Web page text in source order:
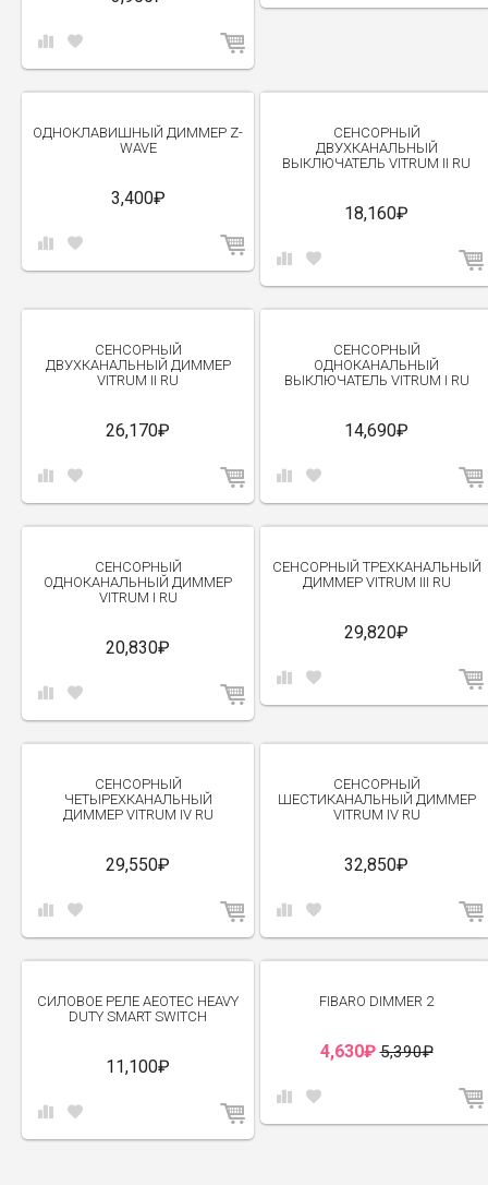
ОДНОКЛАВИШНЫЙ ДИММЕР Z-
WAVE
3,400₽
СЕНСОРНЫЙ
ДВУХКАНАЛЬНЫЙ
ВЫКЛЮЧАТЕЛЬ VITRUM II RU
18,160₽
СЕНСОРНЫЙ
ДВУХКАНАЛЬНЫЙ ДИММЕР
VITRUM II RU
26,170₽
СЕНСОРНЫЙ
ОДНОКАНАЛЬНЫЙ
ВЫКЛЮЧАТЕЛЬ VITRUM I RU
14,690₽
СЕНСОРНЫЙ
ОДНОКАНАЛЬНЫЙ ДИММЕР
VITRUM I RU
20,830₽
СЕНСОРНЫЙ ТРЕХКАНАЛЬНЫЙ
ДИММЕР VITRUM III RU
29,820₽
СЕНСОРНЫЙ
ЧЕТЫРЕХКАНАЛЬНЫЙ
ДИММЕР VITRUM IV RU
29,550₽
СЕНСОРНЫЙ
ШЕСТИКАНАЛЬНЫЙ ДИММЕР
VITRUM IV RU
32,850₽
СИЛОВОЕ РЕЛЕ AEOTEC HEAVY
DUTY SMART SWITCH
11,100₽
FIBARO DIMMER 2
4,630₽ 5,390₽